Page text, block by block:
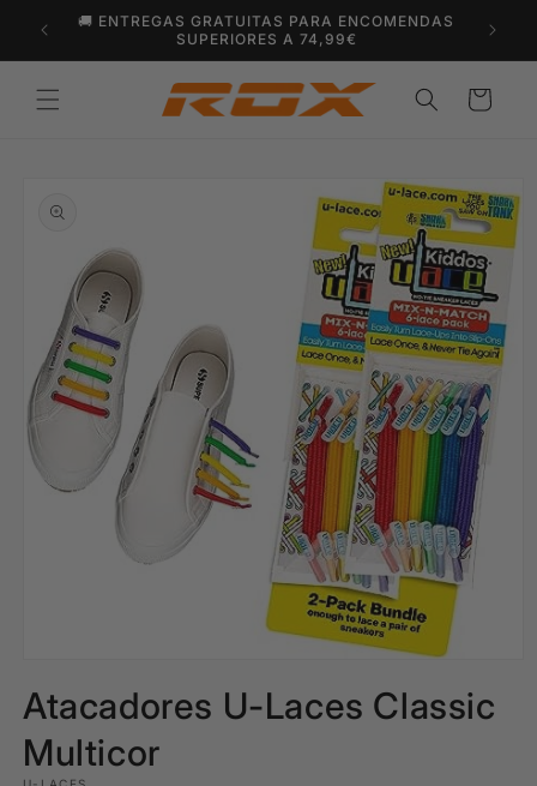
para o🚚 ENTREGAS GRATUITAS PARA ENCOMENDAS
SUPERIORES A 74,99€
Carrinho
informação
multimédia
1
em
modal
Atacadores U-Laces Classic
Multicor